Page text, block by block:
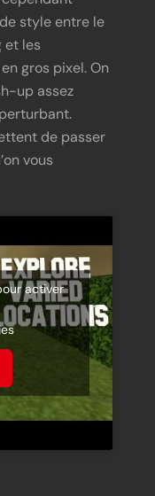
style entre le
et les
gros pixel. On
up assez
de passer
vous
activer